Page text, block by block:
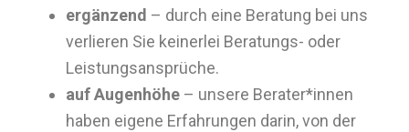
ergänzend – durch eine Beratung bei uns
verlieren Sie keinerlei Beratungs- oder
Leistungsansprüche.
auf Augenhöhe – unsere Berater*innen
haben eigene Erfahrungen darin, von der